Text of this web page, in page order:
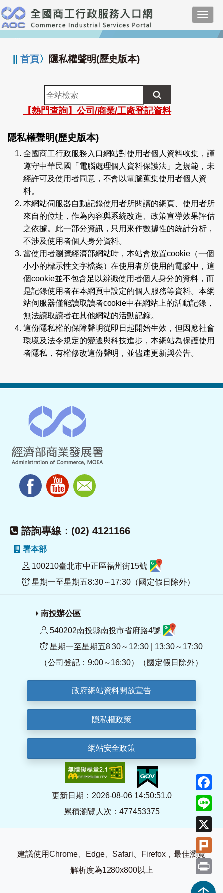
跳
到
主
要
:::
||首頁〉 隱私權聲明(歷史版本)
全
站
檢
索
【熱門查詢】公司/商業/工廠登記資料
隱私權聲明(歷史版本)
全國商工行政服務入口網站對使用者個人資料收集，謹
遵守中華民國「電腦處理個人資料保護法」之規範，未
經許可及使用者同意，不會以電腦蒐集使用者個人資
料。
本網站伺服器自動記錄使用者所閱讀的網頁、使用者所
來自的位址，作為內容與系統改進、政策宣導效果評估
之依據。此一部分資訊，只用來作數據性的統計分析，
不涉及使用者個人身分資料。
當使用者瀏覽經濟部網站時，本站會放置cookie（一個
小小的標示性文字檔案）在使用者所使用的電腦中，這
個cookie並不包含足以辨識使用者個人身分的資料，而
是記錄使用者在本網頁中設定的個人服務等資料。本網
站伺服器僅能讀取讀者cookie中在網站上的活動記錄，
無法讀取讀者在其他網站的活動記錄。
這份隱私權的保障聲明從即日起開始生效，但因應社會
環境及法令規定的變遷與科技進步，本網站為保護使用
者隱私，有權修改這份聲明，並儘速更新與公告。
諮詢專線：(02) 4121166
署本部
100210臺北市中正區福州街15號
星期一至星期五8:30～17:30（國定假日除外）
南投辦公區
540202南投縣南投市省府路4號
星期一至星期五8:30～12:30 | 13:30～17:30
（公司登記：9:00～16:30）（國定假日除外）
政府網站資料開放宣告
隱私權政策
網站安全政策
更新日期：2026-08-06 14:50:51.0
累積瀏覽人次：477453375
建議使用Chrome、Edge、Safari、Firefox，最佳瀏覽
解析度為1280x800以上